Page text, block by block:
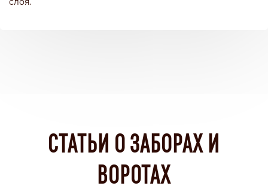
СТАТЬИ О ЗАБОРАХ И
ВОРОТАХ